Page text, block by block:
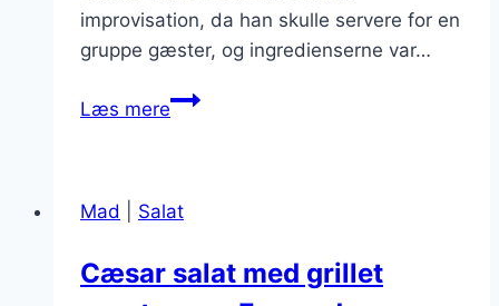
improvisation, da han skulle servere for en
gruppe gæster, og ingredienserne var…
Læs mereCæsarsalat
og
Mad Salat
Cæsar salat med grillet